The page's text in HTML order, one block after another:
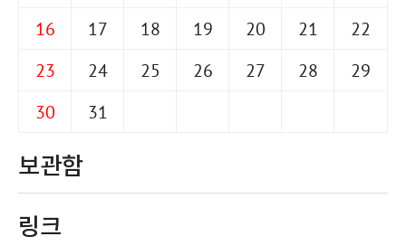
16
17 18 19 20 21
22
23
24 25 26 27 28
29
30
31
보관함
링크